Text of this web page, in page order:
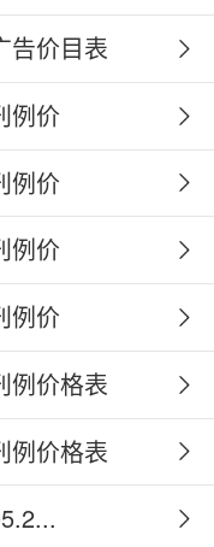
告价目表
例价
例价
例价
例价
例价格表
例价格表